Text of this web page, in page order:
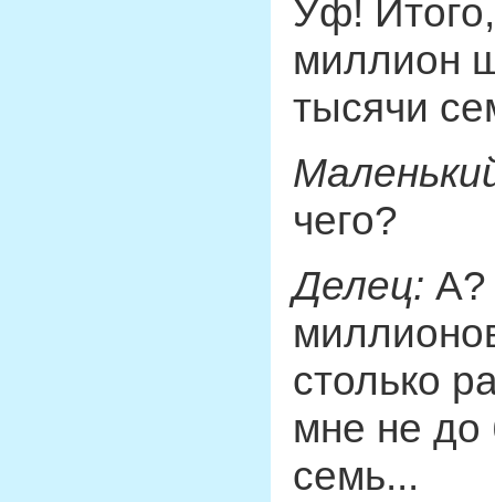
Уф!
миллион
тысячи
чего?
Делец: А?
столько
мне не до
семь...